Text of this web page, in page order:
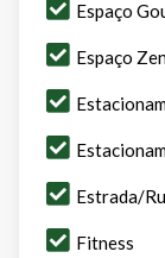
Espaço
Espaço
Estrada/
Fitness